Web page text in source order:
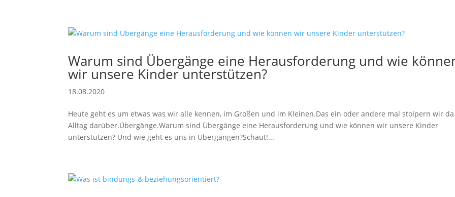
Warum sind Übergänge eine Herausforderung und wie
wir unsere Kinder unterstützen?
18.08.2020
Heute geht es um etwas was wir alle kennen, im Großen und im Kleinen.Das ein oder andere mal stolpern wir
Alltag darüber.Übergänge.Warum sind Übergänge eine Herausforderung und wie können wir unsere Kinder
unterstützen? Und wie geht es uns in Übergängen?Schaut!...